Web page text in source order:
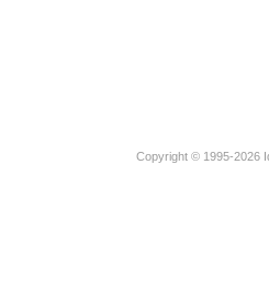
Copyright © 1995-2026